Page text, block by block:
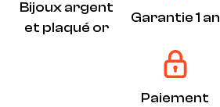
Bijoux argent
et plaqué or
Garantie 1 an
Paiement